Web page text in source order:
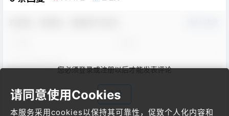
您必须登录或注册以后才能发表评论
登录
请同意使用Cookies
本服务采用cookies以保持其可靠性，促致个人化内容和